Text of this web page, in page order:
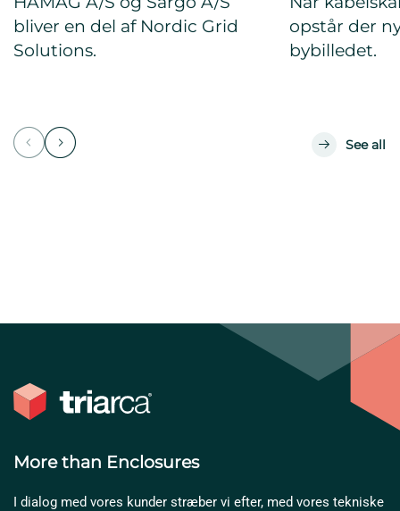
bliver en del af Nordic Grid
Solutions.
opstår der
bybilledet.
See all
More than Enclosures
I dialog med vores kunder stræber vi efter, med vores tekniske